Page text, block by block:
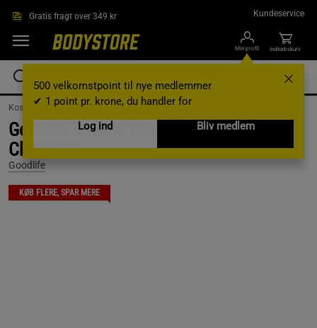
Gratis fragt over 349 kr Kundeservice
Min profil
500 velkomstpoint til nye medlemmer
✔ 1 point pr. krone, du handler for
Log ind
Bliv medlem
Indkøbskurv
Kosttilskud / Madvarer / Proteinpandekager
Goodlife Protein Pancakes 750 g,
Chocolate
Goodlife
KØB FLERE, SPAR MERE